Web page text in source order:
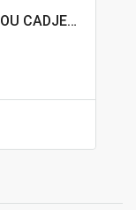
PARCELLE À VENDRE À COTONOU CADJEHOUN